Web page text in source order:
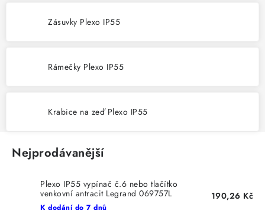
VÁNOCE
OSVĚTLENÍ
Zásuvky Plexo IP55
Rámečky Plexo IP55
Krabice na zeď Plexo IP55
Nejprodávanější
Plexo IP55 vypínač č.6 nebo tlačítko
venkovní antracit Legrand 069757L
K dodání do 7 dnů
190,26 Kč